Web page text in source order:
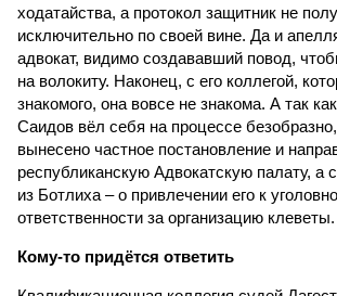
ходатайства, а протокол защитник не
исключительно по своей вине. Да и
адвокат, видимо создававший повод,
на волокиту. Наконец, с его коллегой,
знакомого, она вовсе не знакома. А так
Саидов вёл себя на процессе
вынесено частное постановление и
республиканскую Адвокатскую палату, а
из Ботлиха – о привлечении его к
ответственности за организацию клеветы.
Кому-то придётся ответить